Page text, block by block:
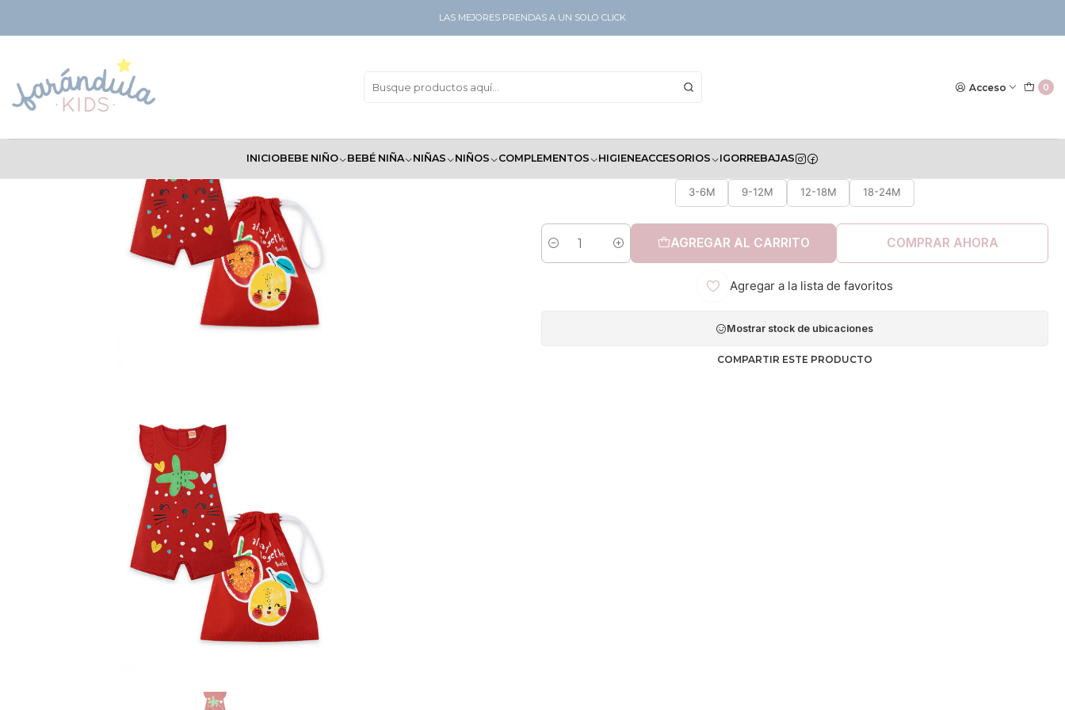
Acceso 0
INICIOBEBE NIÑO BEBÉ NIÑA NIÑAS NIÑOS COMPLEMENTOS HIGIENEACCESORIOS IGORREBAJAS
LAS MEJORES PRENDAS A UN SOLO CLICK
3-6M
9-12M 12-18M 18-24M
Cantidad
AGREGAR AL CARRITO COMPRAR AHORA
Agregar a la lista de favoritos
Mostrar stock de ubicaciones
COMPARTIR ESTE PRODUCTO